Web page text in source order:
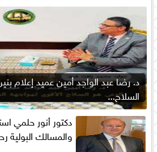
د. رضا عبد الواجد أمين عميد إعلام
السلاح...
دكتور أنور حلمي
والمسالك البولية